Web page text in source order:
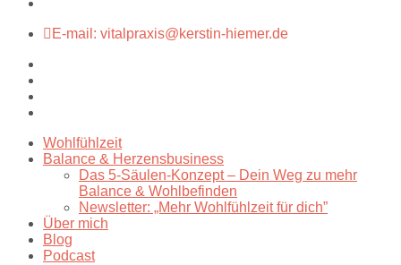
E-mail: vitalpraxis@kerstin-hiemer.de
Wohlfühlzeit
Balance & Herzensbusiness
Das 5-Säulen-Konzept – Dein Weg zu mehr
Balance & Wohlbefinden
Newsletter: „Mehr Wohlfühlzeit für dich”
Über mich
Blog
Podcast